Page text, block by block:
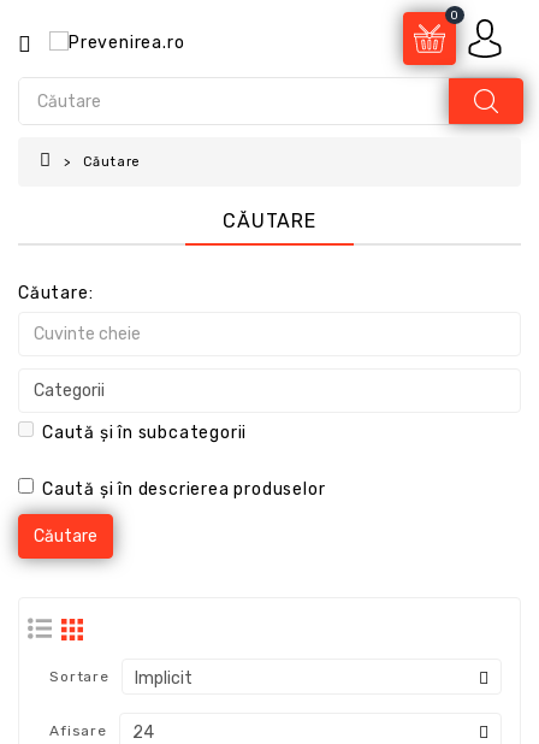
0
Căutare
CĂUTARE
Căutare:
Caută și în subcategorii
Caută și în descrierea produselor
Sortare
Afisare